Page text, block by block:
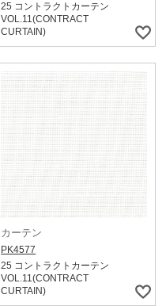
25 コントラクトカーテン
VOL.11(CONTRACT
CURTAIN)
カーテン
PK4577
25 コントラクトカーテン
VOL.11(CONTRACT
CURTAIN)